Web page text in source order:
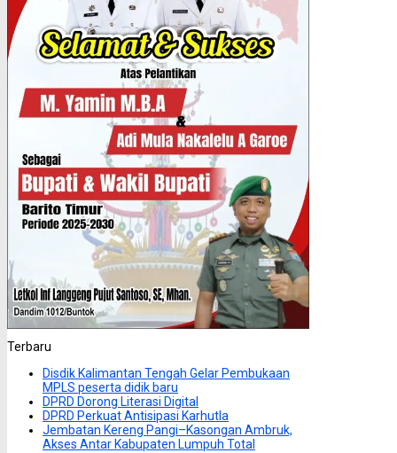
Terbaru
Disdik Kalimantan Tengah Gelar Pembukaan
MPLS peserta didik baru
DPRD Dorong Literasi Digital
DPRD Perkuat Antisipasi Karhutla
Jembatan Kereng Pangi–Kasongan Ambruk,
Akses Antar Kabupaten Lumpuh Total